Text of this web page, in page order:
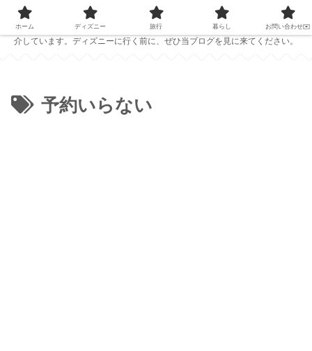
PC1台で仕事をしている夫婦が、ディズニーの準備に役立つ情報を発信中！
ホテルレビューやおすすめのパークフード、ディズニーで役立つアイテムを紹
介しています。ディズニーに行く前に、ぜひ当ブログを見に来てください。
予約いらない
ホーム ディズニー 旅行 暮らし お問い合わせ✉️